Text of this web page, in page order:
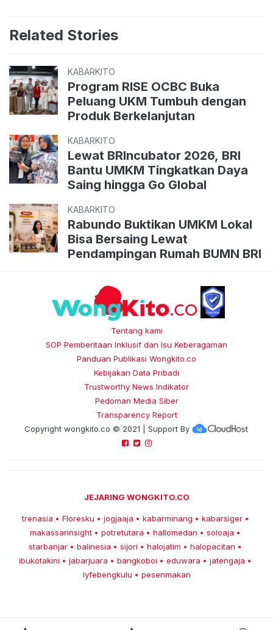
Related Stories
KABARKITO
Program RISE OCBC Buka
Peluang UKM Tumbuh dengan
Produk Berkelanjutan
KABARKITO
Lewat BRIncubator 2026, BRI
Bantu UMKM Tingkatkan Daya
Saing hingga Go Global
KABARKITO
Rabundo Buktikan UMKM Lokal
Bisa Bersaing Lewat
Pendampingan Rumah BUMN BRI
Tentang kami
SOP Pemberitaan Inklusif dan Isu Keberagaman
Panduan Publikasi Wongkito.co
Kebijakan Data Pribadi
Trustworthy News Indikator
Pedoman Media Siber
Transparency Report
Copyright wongkito.co © 2021 | Support By
JEJARING WONGKITO.CO
trenasia • Floresku • jogjaaja • kabarminang • kabarsiger •
makassarinsight • potretutara • hallomedan • soloaja •
starbanjar • balinesia • sijori • halojatim • halopacitan •
ibukotakini • jabarjuara • bangkoboi • eduwara • jatengaja •
lyfebengkulu • pesenmakan